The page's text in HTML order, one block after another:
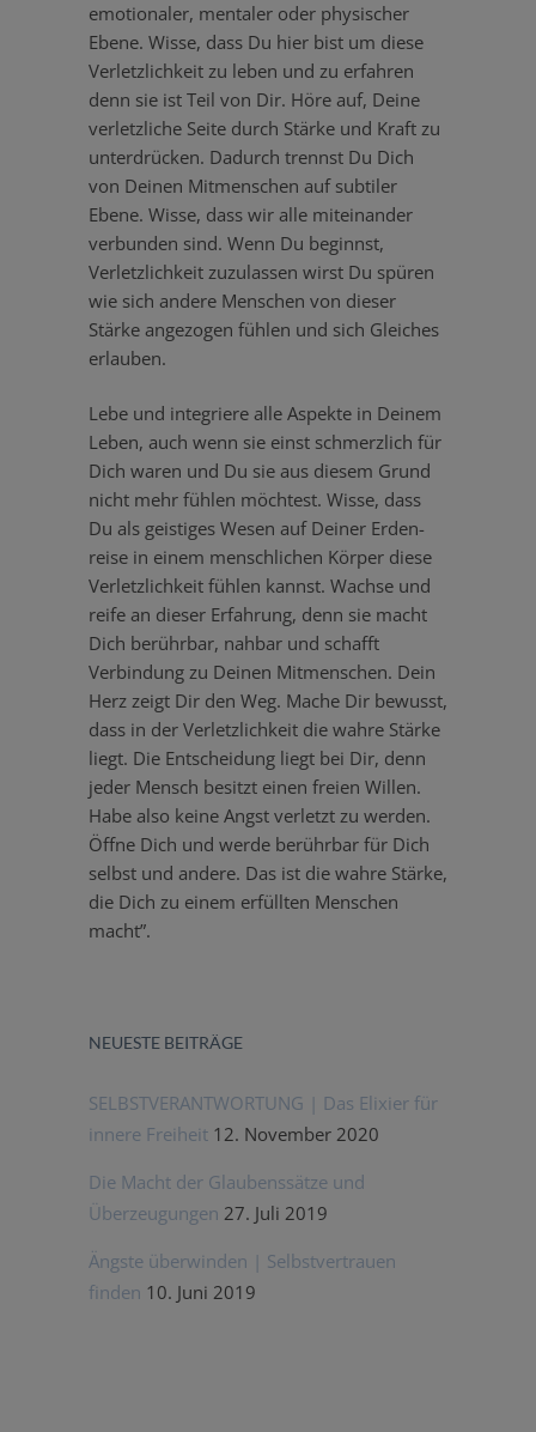
emotio­naler, mentaler oder physi­scher
Ebene. Wisse, dass Du hier bist um diese
Verletz­lichkeit zu leben und zu erfahren
denn sie ist Teil von Dir. Höre auf, Deine
verletz­liche Seite durch Stärke und Kraft zu
unter­drücken. Dadurch trennst Du Dich
von Deinen Mitmen­schen auf subtiler
Ebene. Wisse, dass wir alle mitein­ander
verbunden sind. Wenn Du beginnst,
Verletz­lichkeit zuzulassen wirst Du spüren
wie sich andere Menschen von dieser
Stärke angezogen fühlen und sich Gleiches
erlauben.
Lebe und integriere alle Aspekte in Deinem
Leben, auch wenn sie einst schmerzlich für
Dich waren und Du sie aus diesem Grund
nicht mehr fühlen möchtest. Wisse, dass
Du als geistiges Wesen auf Deiner Erden­
reise in einem mensch­lichen Körper diese
Verletz­lichkeit fühlen kannst. Wachse und
reife an dieser Erfahrung, denn sie macht
Dich berührbar, nahbar und schafft
Verbindung zu Deinen Mitmen­schen. Dein
Herz zeigt Dir den Weg. Mache Dir bewusst,
dass in der Verletz­lichkeit die wahre Stärke
liegt. Die Entscheidung liegt bei Dir, denn
jeder Mensch besitzt einen freien Willen.
Habe also keine Angst verletzt zu werden.
Öffne Dich und werde berührbar für Dich
selbst und andere. Das ist die wahre Stärke,
die Dich zu einem erfüllten Menschen
macht”.
NEUESTE BEITRÄGE
SELBSTVERANTWORTUNG | Das Elixier für
innere Freiheit 12. November 2020
Die Macht der Glaubens­sätze und
Überzeugungen 27. Juli 2019
Ängste überwinden | Selbst­ver­trauen
finden 10. Juni 2019